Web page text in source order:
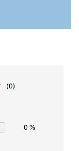
(0)
0 %